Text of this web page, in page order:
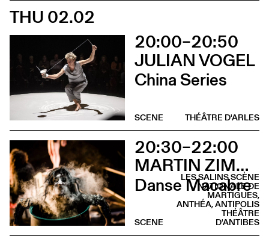
THU 02.02
20:00–20:50
JULIAN VOGEL
China Series
THÉÂTRE D'ARLES
SCENE
20:30–22:00
MARTIN ZIMMERMANN
Danse Macabre
LES SALINS SCÈNE
NATIONALE DE
MARTIGUES,
ANTHÉA, ANTIPOLIS
THÉÂTRE
D'ANTIBES
SCENE